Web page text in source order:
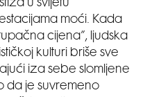
u svijetu
moći. Kada
cijena”, ljudska
kulturi briše sve
iza sebe slomljene
da je suvremeno